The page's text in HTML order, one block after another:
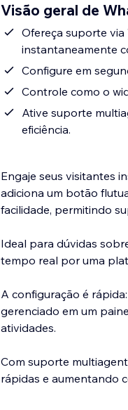
Visão geral de
Ofereça suporte
instantaneamente
Configure em
Controle como o
Ative suporte
eficiência.
Engaje seus visitantes
adiciona um botão
facilidade, permitindo
Ideal para dúvidas
tempo real por uma
A configuração é
gerenciado em um
atividades.
Com suporte
rápidas e aumentando